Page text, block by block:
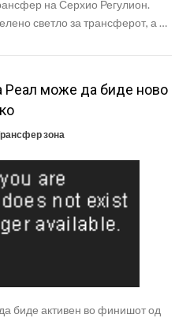
на Серхио Регулион.
светло за трансферот, а …
Реал може да биде ново
зона
биде активен во финишот од